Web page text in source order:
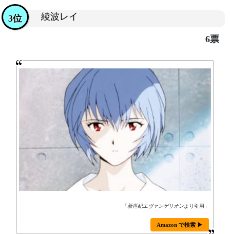
綾波レイ
3位
6票
「新世紀エヴァンゲリオンより引用」
Amazon で検索 ▶